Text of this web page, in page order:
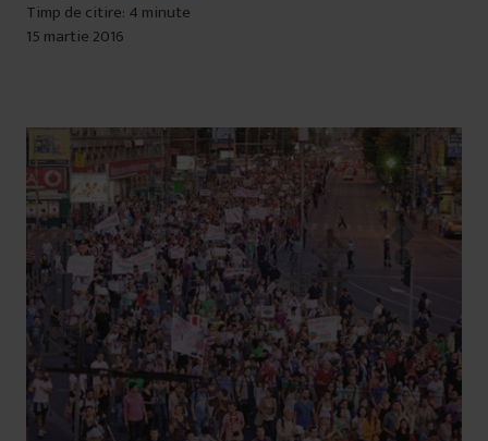
Timp de citire: 4 minute
15 martie 2016